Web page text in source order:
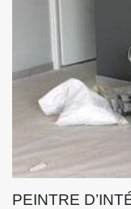
PEINTRE